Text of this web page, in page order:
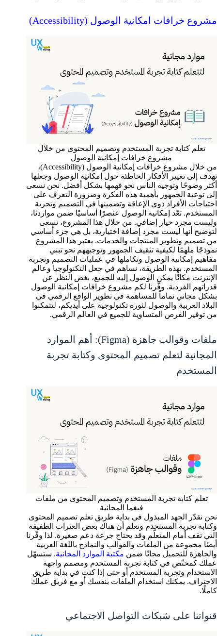
مشروع خرافات امكانية الوصول (Accessibility)
تعلم كتابة تجربة المستخدم وتصميم المحتوى من خلال
مشروع خرافات إمكانية الوصول
من خلال مشروع خرافات إمكانية الوصول (Accessibility)،
نهدف إلى تغيير الأفكار الخاطئة حول إمكانية الوصول وجعلها
أكثر وضوحًا وتوجيه الناس نحو فهمها بشكل أفضل. نحن نسعى
إلى توعية الجمهور بأهمية هذه الفكرة وضرورة التعرف على
احتياجات الأفراد ذوي الإعاقة وتضمينها في التصميم وتجربة
المستخدم. تعّد إمكانية الوصول عنصرًا أساسيًا ضمن مواردنا،
وليست مجرد خيار إضافي. من خلال هذا المشروع، نسعى
لتوضيح أنها ليست مجرد إضافة اختيارية، بل هي جزء أساسي
من تصميم وتطوير المنتجات والخدمات. يعتبر هذا المشروع
نموذجًا ملهمًا لكيفية تثقيف الجمهور وتوجيههم نحو تبني
مفاهيم إمكانية الوصول وتكاملها في عمليات التصميم وتجربة
المستخدم. بهذه الطريقة، نساهم في جعل التكنولوجيا وعالم
الإنترنت مكانًا يمكن الوصول إليه للجميع، بغض النظر عن
قدراتهم الفردية. وفّرنا لكم مشروع خرافات إمكانية الوصول
بشكل مجاني تماماً للمساهمة في تطوير الواقع الرقمي في
البلاد العربية والوصول لثورة تكنولوجية على أيديكم، لتتمكنوا
من توفير الفرص المتساوية للجميع في العالم الرقمي.
ملفات وقوالب جاهزة (Figma): أهم الموارد
المجانية لتعلم تصميم المحتوى وكتابة تجربة
المستخدم
تعلم كتابة تجربة المستخدم وتصميم المحتوى من ملفات
فيغما المجانية
نحن نقدّر الجهد المبذول في بداية طريق تعلم تصميم المحتوى
وكتابة تجربة المستخدم ونعلم أن هناك بعض العثرات الطفيفة
التي تقف أمام المتعلّم وقد يحتاج جرعة دعم صغيرة. لذا وفّرنا
أيضًا مجموعة من الملفات والقوالب والنماذج باللغة العربية
والجاهزة للتحميل مجانًا ضمن مكتبة الموارد المجانية. ستسهّل
عملك كمختّص في كتابة تجربة المستخدم ومصمم واجهة
الاستخدام وتجربة المستخدم أو حتى إذا كنت في بداية طريق
الاحتراف. يمكنك استخدام الملفات بنفسك أو مع فريق عملك
كاملًا.
قنواتنا على شبكات التواصل الاجتماعي